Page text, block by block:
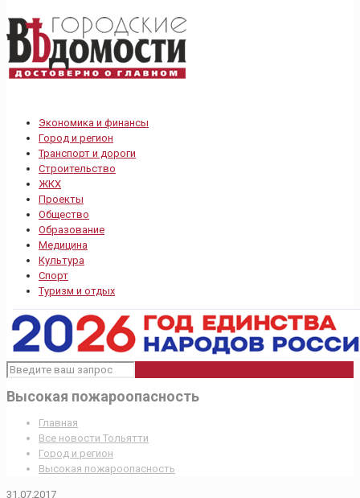
Экономика и финансы
Город и регион
Транспорт и дороги
Строительство
ЖКХ
Проекты
Общество
Образование
Медицина
Культура
Спорт
Туризм и отдых
Высокая пожароопасность
Главная
Все новости Тольятти
Город и регион
Высокая пожароопасность
31.07.2017